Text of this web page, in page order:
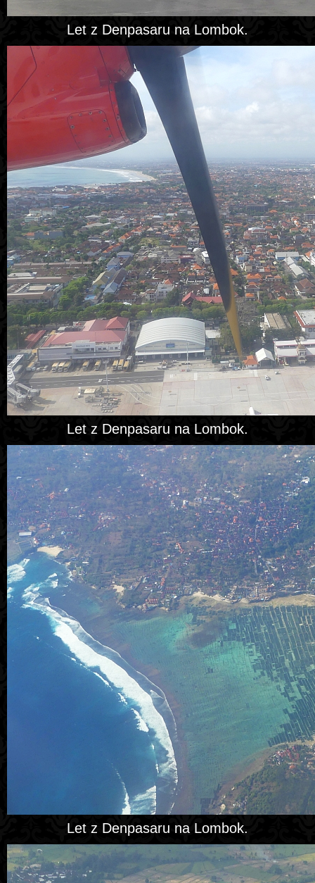
Let z Denpasaru na Lombok.
Let z Denpasaru na Lombok.
Let z Denpasaru na Lombok.